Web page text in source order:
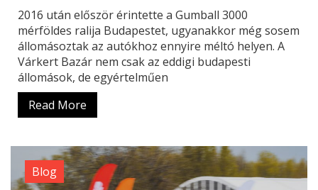
2016 után először érintette a Gumball 3000
mérföldes ralija Budapestet, ugyanakkor még sosem
állomásoztak az autókhoz ennyire méltó helyen. A
Várkert Bazár nem csak az eddigi budapesti
állomások, de egyértelműen
Read More
Blog